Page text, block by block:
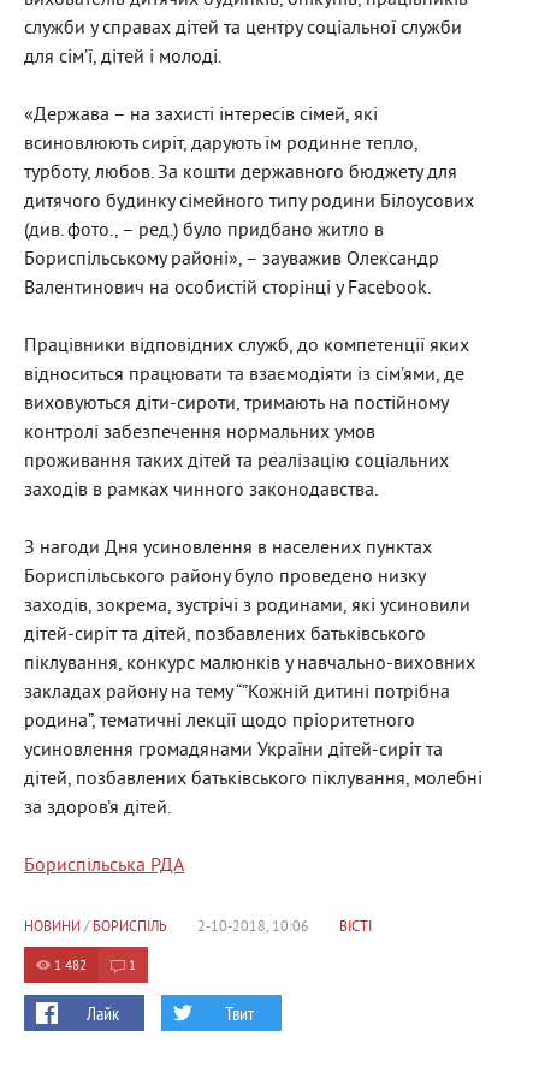
служби у справах дітей та центру соціальної служби
для сім’ї, дітей і молоді.
«Держава – на захисті інтересів сімей, які
всиновлюють сиріт, дарують їм родинне тепло,
турботу, любов. За кошти державного бюджету для
дитячого будинку сімейного типу родини Білоусових
(див. фото., – ред.) було придбано житло в
Бориспільському районі», – зауважив Олександр
Валентинович на особистій сторінці у Facebook.
Працівники відповідних служб, до компетенції яких
відноситься працювати та взаємодіяти із сім’ями, де
виховуються діти-сироти, тримають на постійному
контролі забезпечення нормальних умов
проживання таких дітей та реалізацію соціальних
заходів в рамках чинного законодавства.
З нагоди Дня усиновлення в населених пунктах
Бориспільського району було проведено низку
заходів, зокрема, зустрічі з родинами, які усиновили
дітей-сиріт та дітей, позбавлених батьківського
піклування, конкурс малюнків у навчально-виховних
закладах району на тему “”Кожній дитині потрібна
родина”, тематичні лекції щодо пріоритетного
усиновлення громадянами України дітей-сиріт та
дітей, позбавлених батьківського піклування, молебні
за здоров’я дітей.
Бориспільська РДА
НОВИНИ/ БОРИСПІЛЬ 2-10-2018, 10:06 ВІСТІ
1 482 1
Лайк Твит